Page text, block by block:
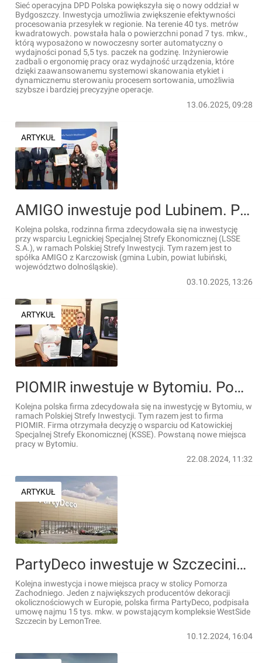
Sieć operacyjna DPD Polska powiększyła się o nowy oddział w
Bydgoszczy. Inwestycja umożliwia zwiększenie efektywności
procesowania przesyłek w regionie. Na terenie 40 tys. metrów
kwadratowych. powstała hala o powierzchni ponad 7 tys. mkw.,
którą wyposażono w nowoczesny sorter automatyczny o
wydajności ponad 5,5 tys. paczek na godzinę. Inżynierowie
zadbali o ergonomię pracy oraz wydajność urządzenia, które
dzięki zaawansowanemu systemowi skanowania etykiet i
dynamicznemu sterowaniu procesem sortowania, umożliwia
szybsze i bardziej precyzyjne operacje.
13.06.2025, 09:28
ARTYKUŁ
AMIGO inwestuje pod Lubinem. Powstaną nowe miejsca pracy
Kolejna polska, rodzinna firma zdecydowała się na inwestycję
przy wsparciu Legnickiej Specjalnej Strefy Ekonomicznej (LSSE
S.A.), w ramach Polskiej Strefy Inwestycji. Tym razem jest to
spółka AMIGO z Karczowisk (gmina Lubin, powiat lubiński,
województwo dolnośląskie).
03.10.2025, 13:26
ARTYKUŁ
PIOMIR inwestuje w Bytomiu. Powstaną nowe miejsca pracy
Kolejna polska firma zdecydowała się na inwestycję w Bytomiu, w
ramach Polskiej Strefy Inwestycji. Tym razem jest to firma
PIOMIR. Firma otrzymała decyzję o wsparciu od Katowickiej
Specjalnej Strefy Ekonomicznej (KSSE). Powstaną nowe miejsca
pracy w Bytomiu.
22.08.2024, 11:32
ARTYKUŁ
PartyDeco inwestuje w Szczecinie. Powstaną nowe miejsca pracy
Kolejna inwestycja i nowe miejsca pracy w stolicy Pomorza
Zachodniego. Jeden z największych producentów dekoracji
okolicznościowych w Europie, polska firma PartyDeco, podpisała
umowę najmu 15 tys. mkw. w powstającym kompleksie WestSide
Szczecin by LemonTree.
10.12.2024, 16:04